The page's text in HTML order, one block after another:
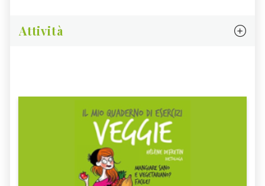
Attività